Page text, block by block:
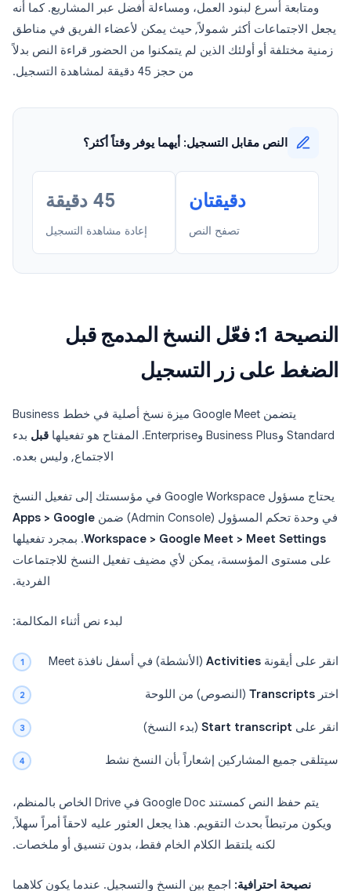
ومتابعة أسرع لبنود العمل، ومساءلة أفضل عبر المشاريع. كما أنه
يجعل الاجتماعات أكثر شمولاً, حيث يمكن لأعضاء الفريق في مناطق
زمنية مختلفة أو أولئك الذين لم يتمكنوا من الحضور قراءة النص بدلاً
من حجز 45 دقيقة لمشاهدة التسجيل.
النص مقابل التسجيل: أيهما يوفر وقتاً أكثر؟
دقيقتان
تصفح النص
45 دقيقة
إعادة مشاهدة التسجيل
النصيحة 1: فعّل النسخ المدمج قبل
الضغط على زر التسجيل
يتضمن Google Meet ميزة نسخ أصلية في خطط Business
Standard وBusiness Plus وEnterprise. المفتاح هو تفعيلها
قبل بدء
الاجتماع, وليس بعده.
يحتاج مسؤول Google Workspace في مؤسستك إلى تفعيل النسخ
في وحدة تحكم المسؤول (Admin Console) ضمن
Apps > Google
Workspace > Google Meet > Meet Settings. بمجرد تفعيلها
على مستوى المؤسسة، يمكن لأي مضيف تفعيل النسخ للاجتماعات
الفردية.
لبدء نص أثناء المكالمة:
انقر على أيقونة Activities (الأنشطة) في أسفل نافذة Meet
اختر Transcripts (النصوص) من اللوحة
انقر على Start transcript (بدء النسخ)
سيتلقى جميع المشاركين إشعاراً بأن النسخ نشط
يتم حفظ النص كمستند Google Doc في Drive الخاص بالمنظم،
ويكون مرتبطاً بحدث التقويم. هذا يجعل العثور عليه لاحقاً أمراً سهلاً,
لكنه يلتقط الكلام الخام فقط، بدون تنسيق أو ملخصات.
نصيحة احترافية: اجمع بين النسخ والتسجيل. عندما يكون كلاهما